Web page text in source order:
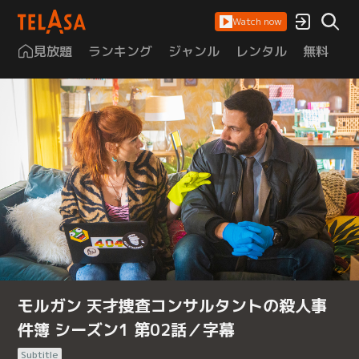
Watch now
見放題 ランキング ジャンル レンタル 無料
モルガン 天才捜査コンサルタントの殺人事
件簿 シーズン1 第02話／字幕
Subtitle